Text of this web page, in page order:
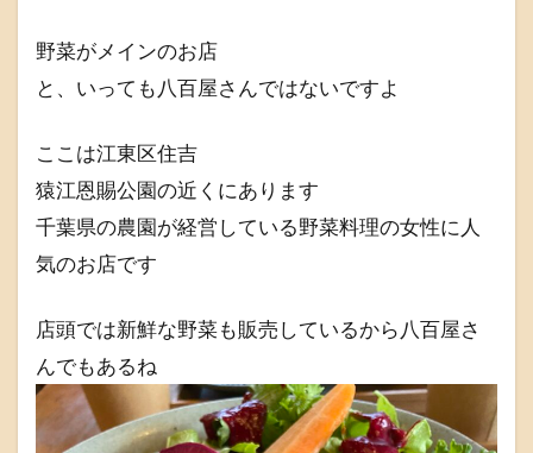
野菜がメインのお店
と、いっても八百屋さんではないですよ
ここは江東区住吉
猿江恩賜公園の近くにあります
千葉県の農園が経営している野菜料理の女性に人
気のお店です
店頭では新鮮な野菜も販売しているから八百屋さ
んでもあるね